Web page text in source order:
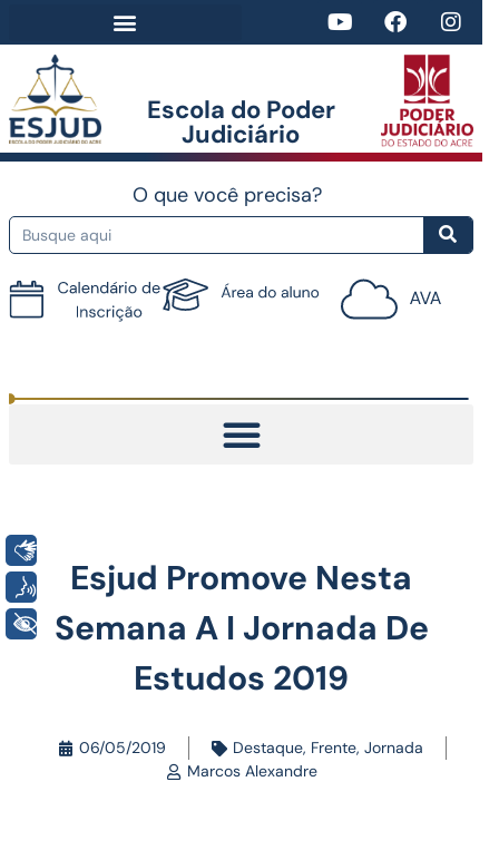
Escola do Poder
Judiciário​
O que você precisa?
Esjud Promove Nesta
Semana A I Jornada De
Estudos 2019
06/05/2019 Destaque, Frente, Jornada
Marcos Alexandre
Voz
+ Acessibilidade